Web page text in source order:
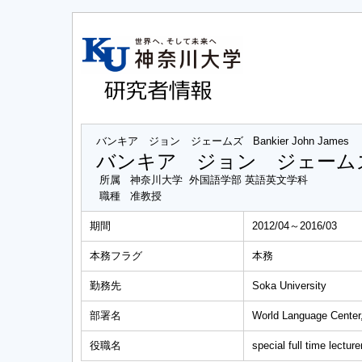
バンキア ジョン ジェームズ Bankier John James
バンキア ジョン ジェーム
所属
神奈川大学 外国語学部 英語英文学科
職種
准教授
期間 2012/04～2016/03
本務フラグ 本務
勤務先 Soka University
部署名 World Language
役職名 special full time